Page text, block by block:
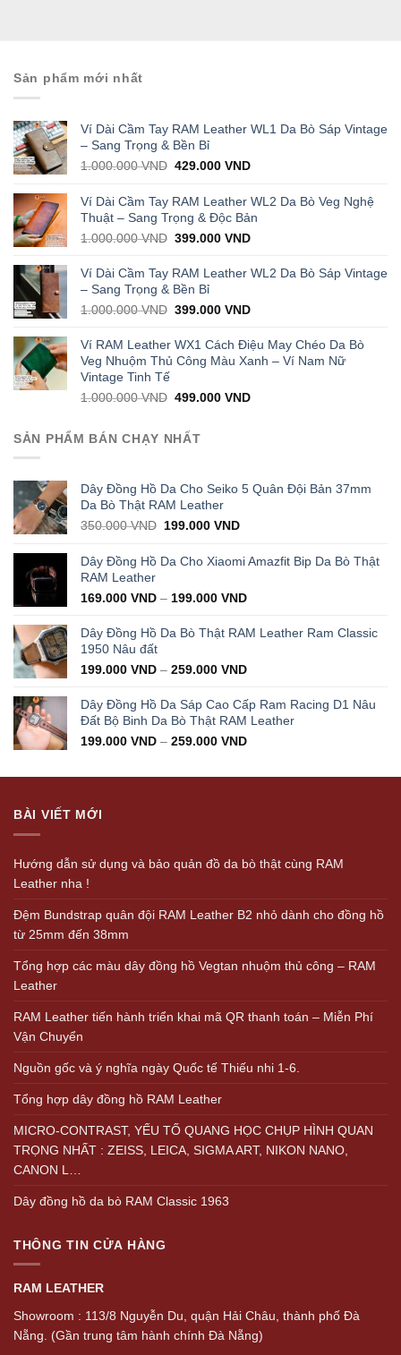
Sản phẩm mới nhất
Ví Dài Cầm Tay RAM Leather WL1 Da Bò Sáp Vintage
– Sang Trọng & Bền Bỉ
1.000.000VND Original
was:
1.000.000 VND.
429.000VNDCurrent
is:
429.000 VND.
Ví Dài Cầm Tay RAM Leather WL2 Da Bò Veg Nghệ
Thuật – Sang Trọng & Độc Bản
1.000.000VND Original
was:
1.000.000 VND.
399.000VNDCurrent
is:
Ví Dài Cầm Tay RAM Leather WL2 Da Bò Sáp Vintage
– Sang Trọng & Bền Bỉ
1.000.000VND Original
was:
1.000.000 VND.
399.000VNDCurrent
is:
399.000 VND.
Ví RAM Leather WX1 Cách Điệu May Chéo Da Bò
Veg Nhuộm Thủ Công Màu Xanh – Ví Nam Nữ
Vintage Tinh Tế
1.000.000VND Original
was:
1.000.000 VND.
499.000VNDCurrent
SẢN PHẨM BÁN CHẠY NHẤT
Dây Đồng Hồ Da Cho Seiko 5 Quân Đội Bản 37mm
Da Bò Thật RAM Leather
350.000VND Original
was:
199.000VNDCurrent
is:
199.000 VND.
Dây Đồng Hồ Da Cho Xiaomi Amazfit Bip Da Bò Thật
RAM Leather
169.000 VND – 199.000 VND
Dây Đồng Hồ Da Bò Thật RAM Leather Ram Classic
1950 Nâu đất
199.000 VND – 259.000 VND
Dây Đồng Hồ Da Sáp Cao Cấp Ram Racing D1 Nâu
Đất Bộ Binh Da Bò Thật RAM Leather
199.000 VND – 259.000 VND
BÀI VIẾT MỚI
Hướng dẫn sử dụng và bảo quản đồ da bò thật cùng RAM
Leather nha !
Đệm Bundstrap quân đội RAM Leather B2 nhỏ dành cho đồng hồ
từ 25mm đến 38mm
Tổng hợp các màu dây đồng hồ Vegtan nhuộm thủ công – RAM
Leather
RAM Leather tiến hành triển khai mã QR thanh toán – Miễn Phí
Vận Chuyển
Nguồn gốc và ý nghĩa ngày Quốc tế Thiếu nhi 1-6.
Tổng hợp dây đồng hồ RAM Leather
MICRO-CONTRAST, YẾU TỐ QUANG HỌC CHỤP HÌNH QUAN
TRỌNG NHẤT : ZEISS, LEICA, SIGMA ART, NIKON NANO,
CANON L…
Dây đồng hồ da bò RAM Classic 1963
THÔNG TIN CỬA HÀNG
RAM LEATHER
Showroom : 113/8 Nguyễn Du, quận Hải Châu, thành phố Đà
Nẵng. (Gần trung tâm hành chính Đà Nẵng)